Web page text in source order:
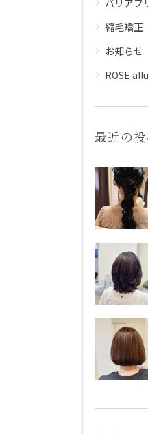
バリアフ
縮毛矯正
お知らせ
ROSE
最近の投